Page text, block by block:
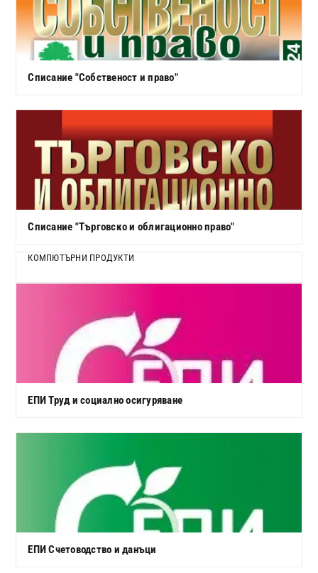
Списание "Собственост и право"
Списание "Търговско и облигационно право"
КОМПЮТЪРНИ ПРОДУКТИ
ЕПИ Труд и социално осигуряване
ЕПИ Счетоводство и данъци